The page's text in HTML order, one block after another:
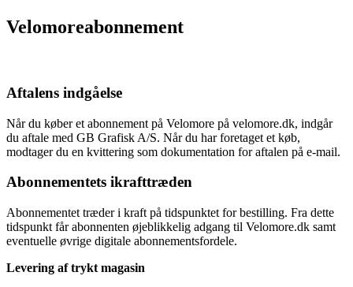
Velomoreabonnement
Aftalens indgåelse
Når du køber et abonnement på Velomore på velomore.dk, indgår
du aftale med GB Grafisk A/S. Når du har foretaget et køb,
modtager du en kvittering som dokumentation for aftalen på e-mail.
Abonnementets ikrafttræden
Abonnementet træder i kraft på tidspunktet for bestilling. Fra dette
tidspunkt får abonnenten øjeblikkelig adgang til Velomore.dk samt
eventuelle øvrige digitale abonnementsfordele.
Levering af trykt magasin